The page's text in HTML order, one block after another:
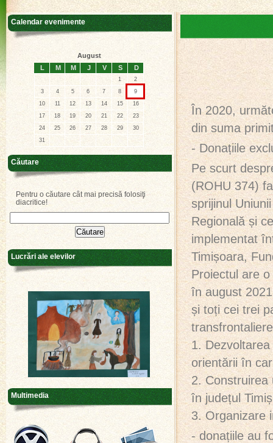
În 2020,
din suma
- Donațiile
Pe scurt
(ROHU 374)
sprijinul
Regională și
implementat
Timișoara,
Proiectul are
în august
și toți cei trei
1.
orientării în
2. Construirea
în județul
3. Organizare
- donațiile au
Calendar evenimente
August
L
M M J V S D
1
2
3
4 5 6 7 8
9
10
11 12 13 14 15
16
17
18 19 20 21 22
23
24
25 26 27 28 29
30
31
Căutare
Pentru o căutare cât mai precisă folosiţi
diacritice!
Lucrări ale elevilor
Multimedia